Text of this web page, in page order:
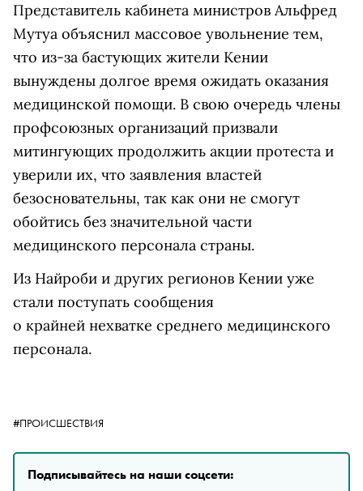
Представитель кабинета министров Альфред
Мутуа объяснил массовое увольнение тем,
что из-за бастующих жители Кении
вынуждены долгое время ожидать оказания
медицинской помощи. В свою очередь члены
профсоюзных организаций призвали
митингующих продолжить акции протеста и
уверили их, что заявления властей
безосновательны, так как они не смогут
обойтись без значительной части
медицинского персонала страны.
Из Найроби и других регионов Кении уже
стали поступать сообщения
о крайней нехватке среднего медицинского
персонала.
#ПРОИСШЕСТВИЯ
Подписывайтесь на наши соцсети: